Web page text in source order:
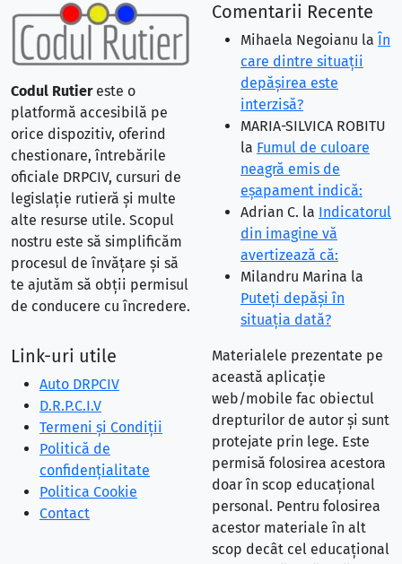
Codul Rutiereste o
platformă accesibilă pe
orice dispozitiv, oferind
chestionare, întrebările
oficiale DRPCIV, cursuri de
legislație rutieră și multe
alte resurse utile. Scopul
nostru este să simplificăm
procesul de învățare și să
te ajutăm să obții permisul
de conducere cu încredere.
Comentarii Recente
Mihaela Negoianu la În
care dintre situaţii
depăşirea este
interzisă?
MARIA-SILVICA ROBITU
la Fumul de culoare
neagră emis de
eşapament indică:
Adrian C. la Indicatorul
din imagine vă
avertizează că:
Milandru Marina la
Puteţi depăşi în
situaţia dată?
Link-uri utile
Auto DRPCIV
D.R.P.C.I.V
Termeni și Condiții
Politică de
confidențialitate
Politica Cookie
Contact
Materialele prezentate pe
această aplicație
web/mobile fac obiectul
drepturilor de autor și sunt
protejate prin lege. Este
permisă folosirea acestora
doar în scop educațional
personal. Pentru folosirea
acestor materiale în alt
scop decât cel educațional